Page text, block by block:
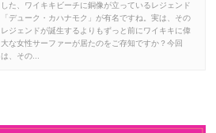
した、ワイキキビーチに銅像が立っているレジェンド
「デューク・カハナモク」が有名ですね。実は、その
レジェンドが誕生するよりもずっと前にワイキキに偉
大な女性サーファーが居たのをご存知ですか？今回
は、その...